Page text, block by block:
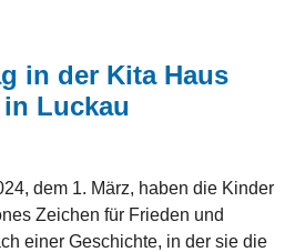
in der Kita Haus
Luckau
dem 1. März, haben die Kinder
Zeichen für Frieden und
einer Geschichte, in der sie die